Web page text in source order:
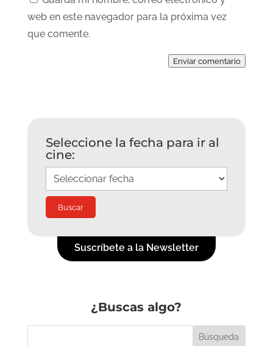
web en este navegador para la próxima vez
que comente.
Enviar comentario
Seleccione la fecha para ir al
cine:
Suscríbete a la Newsletter
¿Buscas algo?